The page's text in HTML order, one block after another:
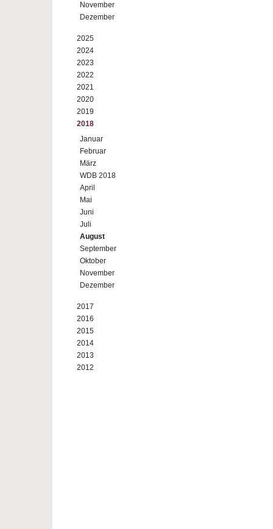
November
Dezember
2025
2024
2023
2022
2021
2020
2019
2018
Januar
Februar
März
WDB 2018
April
Mai
Juni
Juli
August
September
Oktober
November
Dezember
2017
2016
2015
2014
2013
2012